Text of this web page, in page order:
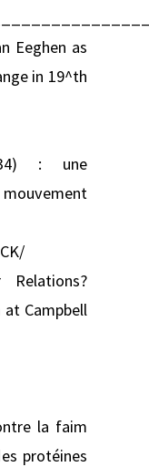
Eeghen as
in 19^th
: une
Campbell
la faim
protéines